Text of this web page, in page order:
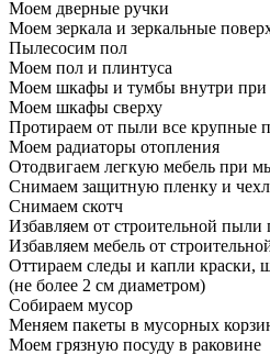
Моем дверные ручки
Моем зеркала и зеркальные
Пылесосим пол
Моем пол и плинтуса
Моем шкафы и тумбы внутри при
Моем шкафы сверху
Протираем от пыли все крупные
Моем радиаторы отопления
Отодвигаем легкую мебель при
Снимаем защитную пленку и
Снимаем скотч
Избавляем от строительной пыли
Избавляем мебель от
Оттираем следы и капли краски,
(не более 2 см диаметром)
Собираем мусор
Меняем пакеты в мусорных
Моем грязную посуду в раковине